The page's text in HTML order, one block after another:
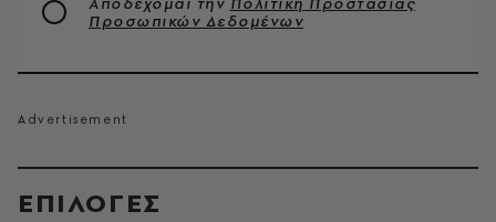
EΠΙΛΟΓΈΣ
Προσωπικών Δεδομένων